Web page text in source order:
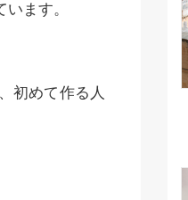
ます。
初めて作る人